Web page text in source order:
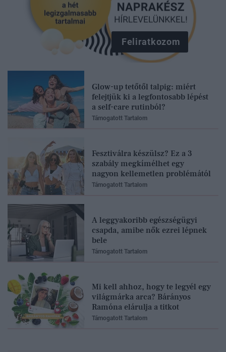
Feliratkozom
Glow-up tetőtől talpig: miért
felejtjük ki a legfontosabb lépést
a self-care rutinból?
Támogatott Tartalom
Fesztiválra készülsz? Ez a 3
szabály megkímélhet egy
nagyon kellemetlen problémától
Támogatott Tartalom
A leggyakoribb egészségügyi
csapda, amibe nők ezrei lépnek
bele
Támogatott Tartalom
Mi kell ahhoz, hogy te legyél egy
világmárka arca? Bárányos
Ramóna elárulja a titkot
Támogatott Tartalom